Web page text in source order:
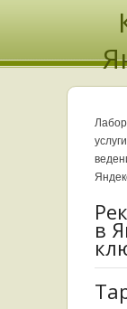
в